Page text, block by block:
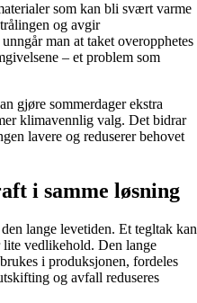
som kan bli svært varme
og avgir
man at taket overopphetes
– et problem som
gjøre sommerdager ekstra
klimavennlig valg. Det bidrar
lavere og reduserer behovet
i samme løsning
lange levetiden. Et tegltak kan
vedlikehold. Den lange
i produksjonen, fordeles
og avfall reduseres